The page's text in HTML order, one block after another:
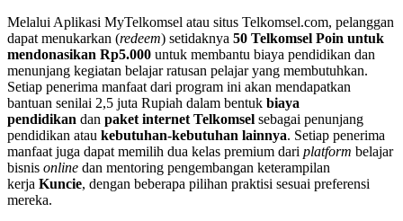
Melalui Aplikasi MyTelkomsel atau situs Telkomsel.com, pelanggan
dapat menukarkan (redeem) setidaknya 50 Telkomsel Poin untuk
mendonasikan Rp5.000 untuk membantu biaya pendidikan dan
menunjang kegiatan belajar ratusan pelajar yang membutuhkan.
Setiap penerima manfaat dari program ini akan mendapatkan
bantuan senilai 2,5 juta Rupiah dalam bentuk biaya
pendidikan dan paket internet Telkomsel sebagai penunjang
pendidikan atau kebutuhan-kebutuhan lainnya. Setiap penerima
manfaat juga dapat memilih dua kelas premium dari platform belajar
bisnis online dan mentoring pengembangan keterampilan
kerja Kuncie, dengan beberapa pilihan praktisi sesuai preferensi
mereka.